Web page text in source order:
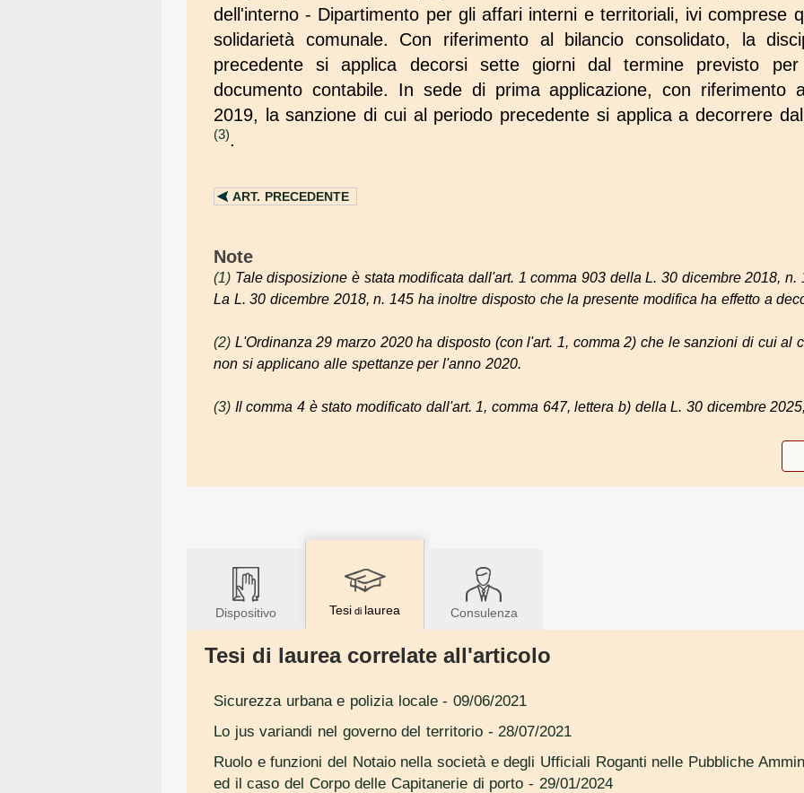
dell'interno - Dipartimento per gli affari interni e territoriali, ivi comprese
solidarietà comunale. Con riferimento al bilancio consolidato, la
precedente si applica decorsi sette giorni dal termine previsto
documento contabile. In sede di prima applicazione, con riferimento
2019, la sanzione di cui al periodo precedente si applica a decorrere
(3).
ART. PRECEDENTE
Note
(1) Tale disposizione è stata modificata dall'art. 1 comma 903 della L. 30 dicembre 2018, n.
La L. 30 dicembre 2018, n. 145 ha inoltre disposto che la presente modifica ha effetto a
(2) L'Ordinanza 29 marzo 2020 ha disposto (con l'art. 1, comma 2) che le sanzioni di cui al
non si applicano alle spettanze per l'anno 2020.
(3) Il comma 4 è stato modificato dall'art. 1, comma 647, lettera b) della L. 30 dicembre
Dispositivo Tesi di laurea Consulenza
Tesi di laurea correlate all'articolo
Sicurezza urbana e polizia locale- 09/06/2021
Lo jus variandi nel governo del territorio - 28/07/2021
Ruolo e funzioni del Notaio nella società e degli Ufficiali Roganti nelle Pubbliche
ed il caso del Corpo delle Capitanerie di porto - 29/01/2024